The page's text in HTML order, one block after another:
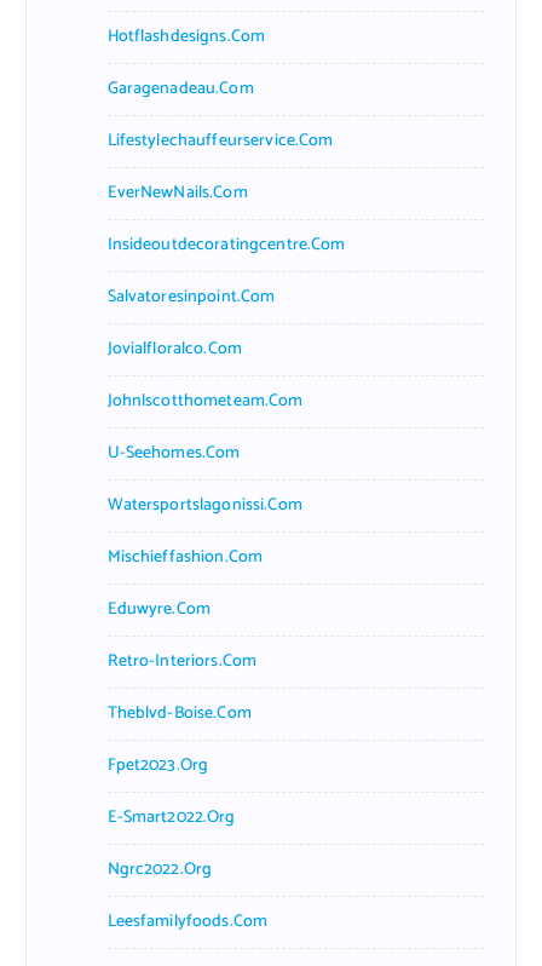
Hotflashdesigns.com
Garagenadeau.com
Lifestylechauffeurservice.com
EverNewNails.com
Insideoutdecoratingcentre.com
Salvatoresinpoint.com
Jovialfloralco.com
Johnlscotthometeam.com
U-Seehomes.com
Watersportslagonissi.com
Mischieffashion.com
Eduwyre.com
Retro-Interiors.com
Theblvd-Boise.com
Fpet2023.org
E-Smart2022.org
Ngrc2022.org
Leesfamilyfoods.com